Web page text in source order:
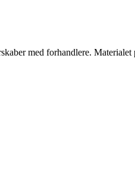
med forhandlere. Materialet